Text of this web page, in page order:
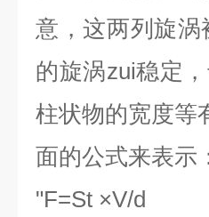
意，这两列旋涡
的旋涡zui稳定
柱状物的宽度等
面的公式来表示
"F=St ×V/d